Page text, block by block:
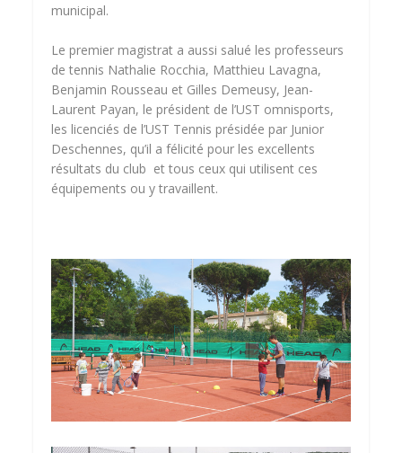
municipal.
Le premier magistrat a aussi salué les professeurs
de tennis Nathalie Rocchia, Matthieu Lavagna,
Benjamin Rousseau et Gilles Demeusy, Jean-
Laurent Payan, le président de l’UST omnisports,
les licenciés de l’UST Tennis présidée par Junior
Deschennes, qu’il a félicité pour les excellents
résultats du club et tous ceux qui utilisent ces
équipements ou y travaillent.